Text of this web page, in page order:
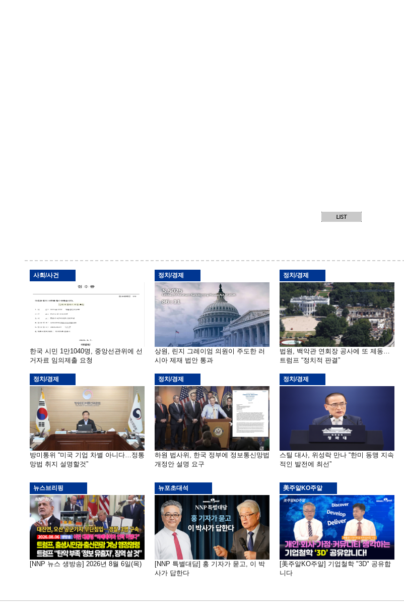
사회/사건
한국 시민 1만1040명, 중앙선관위에 선
거자료 임의제출 요청
정치/경제
상원, 린지 그레이엄 의원이 주도한 러
시아 제재 법안 통과
정치/경제
법원, 백악관 연회장 공사에 또 제동…
트럼프 “정치적 판결”
정치/경제
방미통위 “미국 기업 차별 아니다…정통
망법 취지 설명할것”
정치/경제
하원 법사위, 한국 정부에 정보통신망법
개정안 설명 요구
정치/경제
스틸 대사, 위성락 만나 “한미 동맹 지속
적인 발전에 최선”
뉴스브리핑
[NNP 뉴스 생방송] 2026년 8월 6일(목)
뉴포초대석
[NNP 특별대담] 홍 기자가 묻고, 이 박
사가 답한다
美주알KO주알
[美주알KO주알] 기업철학 "3D" 공유합
니다